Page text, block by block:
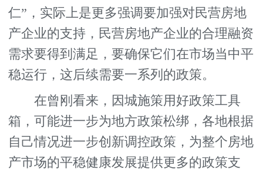
仁”，实际上是更多强调要加强对民营房地
产企业的支持，民营房地产企业的合理融资
需求要得到满足，要确保它们在市场当中平
稳运行，这后续需要一系列的政策。
在曾刚看来，因城施策用好政策工具
箱，可能进一步为地方政策松绑，各地根据
自己情况进一步创新调控政策，为整个房地
产市场的平稳健康发展提供更多的政策支